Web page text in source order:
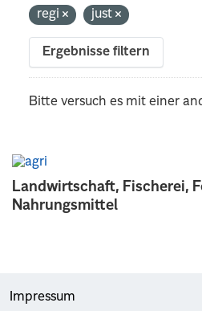
Landwirtschaft, Fischerei,
Nahrungsmittel
regi
just
Ergebnisse filtern
Bitte versuch es mit einer
Impressum